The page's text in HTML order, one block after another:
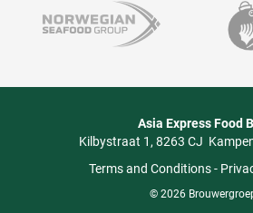
Asia Express Food
Kilbystraat 1 8263 CJ
Terms and Conditions-
© 2026